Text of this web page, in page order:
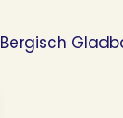
Bergisch